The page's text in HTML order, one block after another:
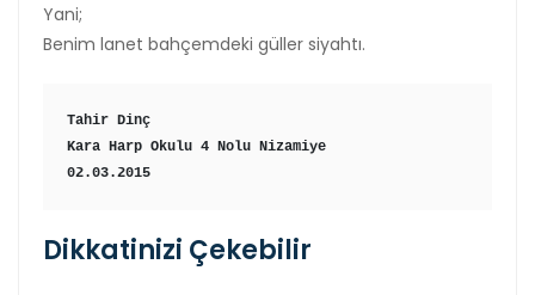
Yani;
Benim lanet bahçemdeki güller siyahtı.
Tahir Dinç
Kara Harp Okulu 4 Nolu Nizamiye
02.03.2015
Dikkatinizi Çekebilir